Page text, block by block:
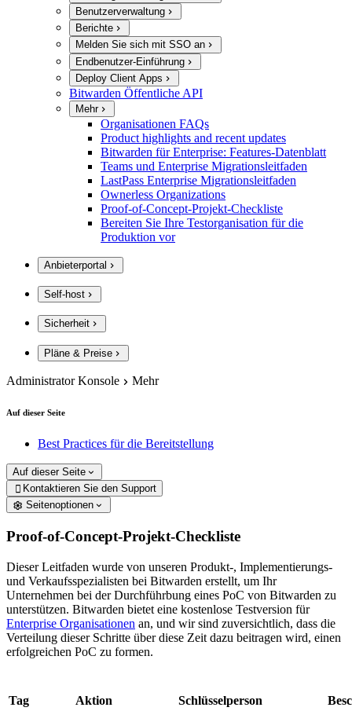
Benutzerverwaltung
Berichte
Melden Sie sich mit SSO an
Endbenutzer-Einführung
Deploy Client Apps
Bitwarden Öffentliche API
Mehr
Organisationen FAQs
Product highlights and recent updates
Bitwarden für Enterprise: Features-Datenblatt
Teams und Enterprise Migrationsleitfaden
LastPass Enterprise Migrationsleitfaden
Ownerless Organizations
Proof-of-Concept-Projekt-Checkliste
Bereiten Sie Ihre Testorganisation für die
Produktion vor
Anbieterportal
Self-host
Sicherheit
Pläne & Preise
Administrator Konsole Mehr
Auf dieser Seite
Best Practices für die Bereitstellung
Auf dieser Seite
 Kontaktieren Sie den Support
Seitenoptionen
Proof-of-Concept-Projekt-Checkliste
Dieser Leitfaden wurde von unseren Produkt-, Implementierungs-
und Verkaufsspezialisten bei Bitwarden erstellt, um Ihr
Unternehmen bei der Durchführbung eines PoC von Bitwarden zu
unterstützen. Bitwarden bietet eine kostenlose Testversion für
Enterprise Organisationen an, und wir sind zuversichtlich, dass die
Verteilung dieser Schritte über diese Zeit dazu beitragen wird, einen
erfolgreichen PoC zu formen.
Tag Aktion Schlüsselperson